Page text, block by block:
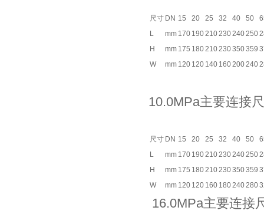
尺寸 DN 15 20 25 32 40 50
L
mm 170 190210230240250
H
mm 175 180210230350359
W
mm 120 120 140 160200240
10.0MPa主要连接
尺寸 DN 15 20 25 32 40 50
L
mm 170 190210230240250
H
mm 175 180210230350359
W
mm 120 120 160 180240280
16.0MPa主要连接